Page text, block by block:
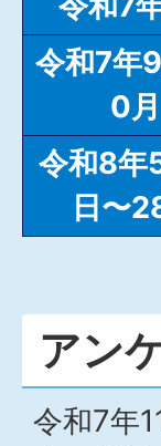
令和7年
0月
令和8年
日〜
アン
令和7年